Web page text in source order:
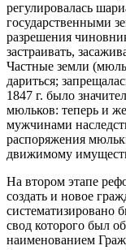
регулировалась
государственными
разрешения
застраивать,
Частные земли
дариться;
1847 г. было
мюльков: теперь и
мужчинами
распоряжения
движимому
На втором этапе
создать и новое
систематизировано
свод которого был
наименованием